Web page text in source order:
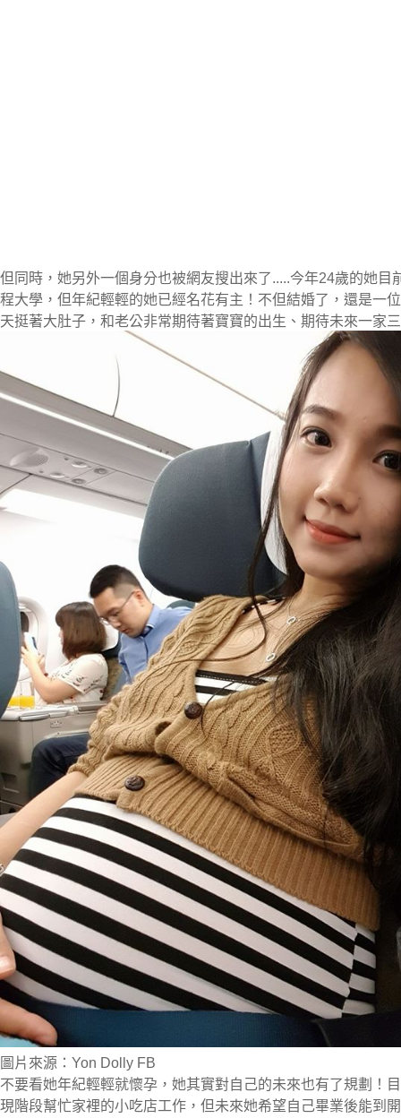
但同時，她另外一個身分也被網友搜出來了.....今年24歲的她目
程大學，但年紀輕輕的她已經名花有主！不但結婚了，還是一
天挺著大肚子，和老公非常期待著寶寶的出生、期待未來一家
圖片來源：Yon Dolly FB
不要看她年紀輕輕就懷孕，她其實對自己的未來也有了規劃！
現階段幫忙家裡的小吃店工作，但未來她希望自己畢業後能到